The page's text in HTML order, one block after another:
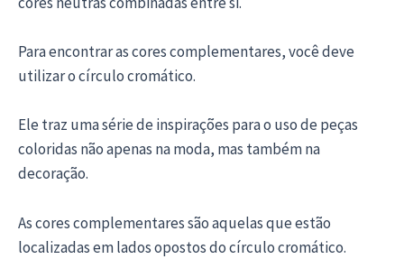
Para encontrar as cores complementares, você deve
utilizar o círculo cromático.
Ele traz uma série de inspirações para o uso de peças
coloridas não apenas na moda, mas também na
decoração.
As cores complementares são aquelas que estão
localizadas em lados opostos do círculo cromático.